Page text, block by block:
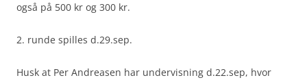
også på 500 kr og 300 kr.
2. runde spilles d.29.sep.
Husk at Per Andreasen har undervisning d.22.sep, hvor